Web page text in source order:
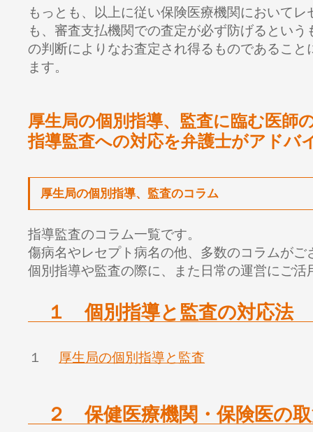
もっとも、以上に従い保険医療機関において
も、審査支払機関での査定が必ず防げるとい
の判断によりなお査定され得るものであるこ
ます。
厚生局の個別指導、監査に臨む医師
指導監査への対応を弁護士がアドバ
厚生局の個別指導、監査のコラム
指導監査のコラム一覧です。
傷病名やレセプト病名の他、多数のコラムがご
個別指導や監査の際に、また日常の運営にご活
１ 個別指導と監査の対応法
１ 厚生局の個別指導と監査
２ 保健医療機関・保険医の取